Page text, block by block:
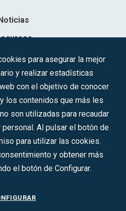
la Gestión de la Innovación y las
redes sociales:
para asegurar la mejor
y realizar estadísticas
con el objetivo de conocer
los contenidos que más les
son utilizadas para recaudar
Al pulsar el botón de
para utilizar las cookies.
y obtener más
el botón de Configurar.